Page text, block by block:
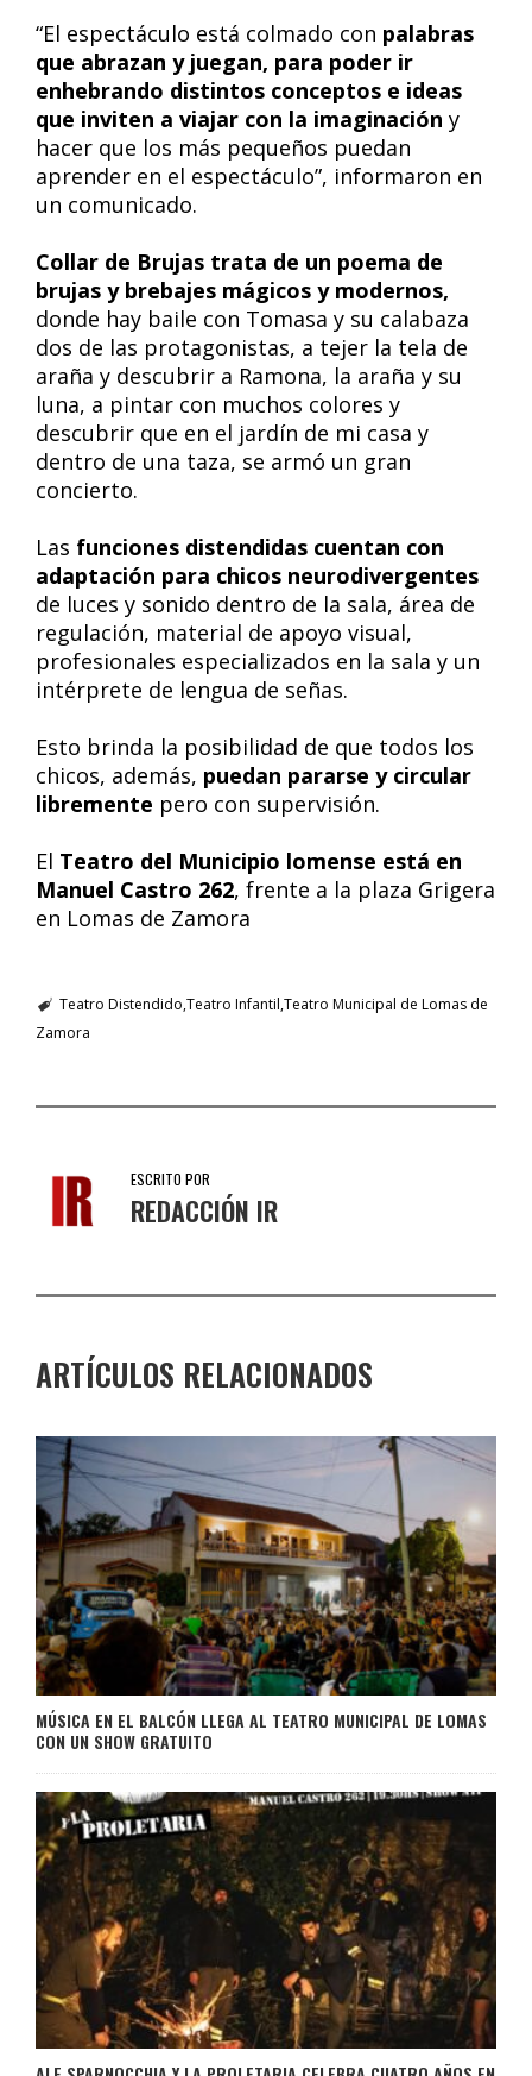
“El espectáculo está colmado con palabras
que abrazan y juegan, para poder ir
enhebrando distintos conceptos e ideas
que inviten a viajar con la imaginación y
hacer que los más pequeños puedan
aprender en el espectáculo”, informaron en
un comunicado.
Collar de Brujas trata de un poema de
brujas y brebajes mágicos y modernos,
donde hay baile con Tomasa y su calabaza
dos de las protagonistas, a tejer la tela de
araña y descubrir a Ramona, la araña y su
luna, a pintar con muchos colores y
descubrir que en el jardín de mi casa y
dentro de una taza, se armó un gran
concierto.
Las funciones distendidas cuentan con
adaptación para chicos neurodivergentes
de luces y sonido dentro de la sala, área de
regulación, material de apoyo visual,
profesionales especializados en la sala y un
intérprete de lengua de señas.
Esto brinda la posibilidad de que todos los
chicos, además, puedan pararse y circular
libremente pero con supervisión.
El Teatro del Municipio lomense está en
Manuel Castro 262, frente a la plaza Grigera
en Lomas de Zamora
Teatro Distendido Teatro Infantil Teatro Municipal de Lomas de
Zamora
ESCRITO POR
REDACCIÓN IR
ARTÍCULOS RELACIONADOS
MÚSICA EN EL BALCÓN LLEGA AL TEATRO MUNICIPAL DE LOMAS
CON UN SHOW GRATUITO